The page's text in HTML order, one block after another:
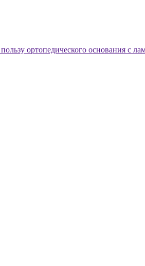
ортопедического основания с